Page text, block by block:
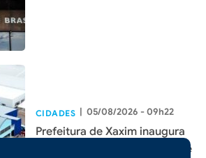
CIDADES | 05/08/2026 - 09h22
Prefeitura de Xaxim inaugura
nova Escola Santa Terezinha e